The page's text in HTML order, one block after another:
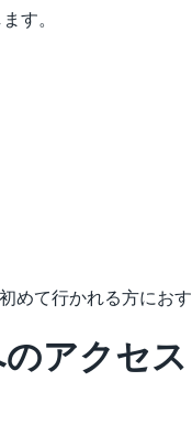
す。
めて行かれる方にお
アクセ